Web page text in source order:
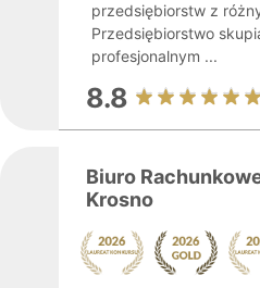
przedsiębiorstw z
Przedsiębiorstwo
profesjonalnym ...
8.8
Biuro
Krosno